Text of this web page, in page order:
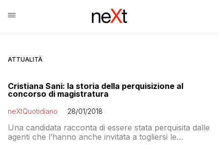
ATTUALITÀ
Cristiana Sani: la storia della perquisizione al
concorso di magistratura
neXtQuotidiano 28/01/2018
Una candidata racconta di essere stata perquisita dalle
agenti che l’hanno anche invitata a togliersi le